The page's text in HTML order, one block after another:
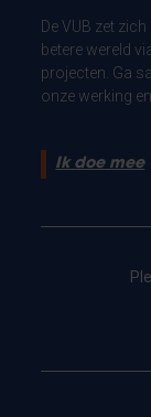
De VUB zet
betere wereld
projecten. Ga
onze werking
Ik doe mee